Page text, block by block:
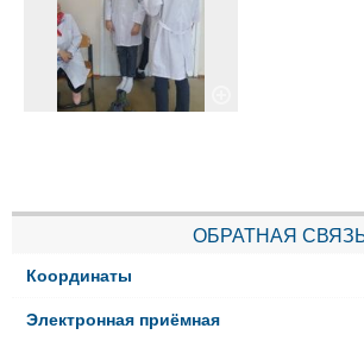
ОБРАТНАЯ
Координаты
Электронная приёмная